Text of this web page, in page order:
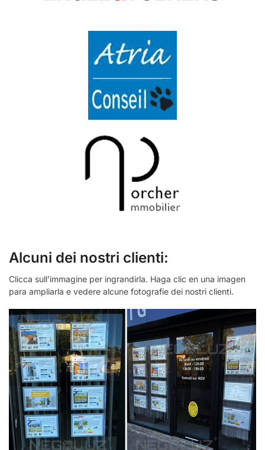
Alcuni dei nostri clienti:
Clicca sull’immagine per ingrandirla. Haga clic en una imagen
para ampliarla e vedere alcune fotografie dei nostri clienti.